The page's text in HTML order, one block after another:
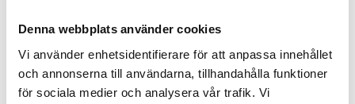
Denna webbplats använder cookies
Vi använder enhetsidentifierare för att anpassa innehållet
och annonserna till användarna, tillhandahålla funktioner
för sociala medier och analysera vår trafik. Vi
Reservdel till CF Moto
SPECIFIKATION